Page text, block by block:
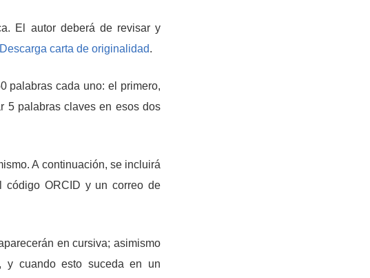
El autor deberá de revisar y
Descarga carta de originalidad.
palabras cada uno: el primero,
5 palabras claves en esos dos
A continuación, se incluirá
código ORCID y un correo de
en cursiva; asimismo
y cuando esto suceda en un